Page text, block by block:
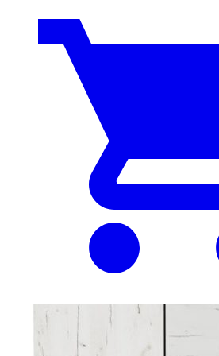
40
399 ₽.